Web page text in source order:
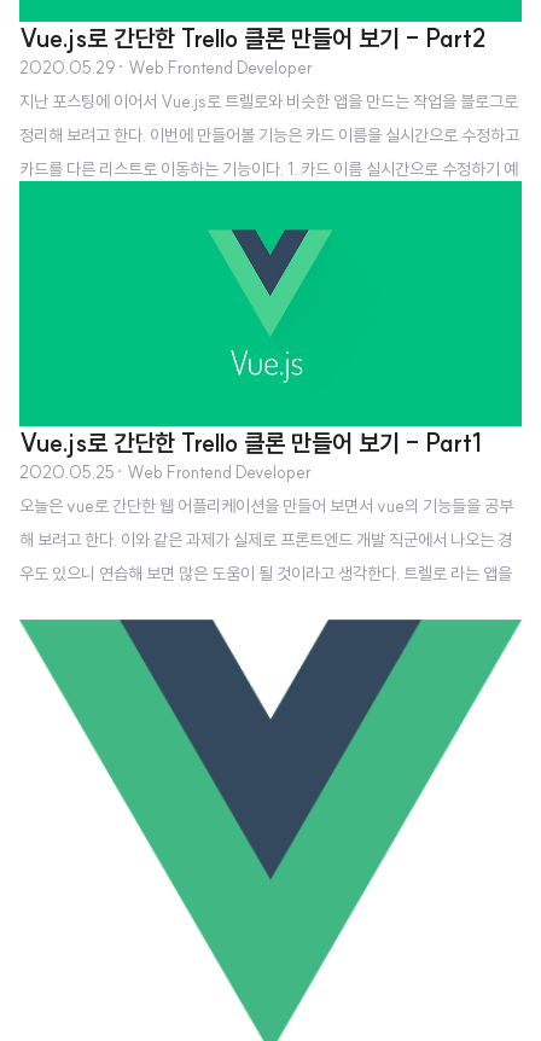
Vue.js로 간단한 Trello 클론 만들어 보기 - Part2
2020.05.29 · Web Frontend Developer
지난 포스팅에 이어서 Vue.js로 트렐로와 비슷한 앱을 만드는 작업을 블로그로
정리해 보려고 한다. 이번에 만들어볼 기능은 카드 이름을 실시간으로 수정하고
카드를 다른 리스트로 이동하는 기능이다. 1. 카드 이름 실시간으로 수정하기 예
하고 싶을 때, 바로 이름을 수정하고 그 수정된 이름이 저장이 되게 하고 싶다.
이 때 사용하는 지시자는 v-model이다. v-model은 form의 input 요소와 컴
포넌트의 output을 변화시키고 싶을 때 사용한다. 예를 들어 라고 하면 이 inpu
t에 입력하는 값이 컴포넌트의 message 데이터에 자동으로 저장되고 실시간
으로 바뀔 때 마다 그 변화가 반영된다. 아래 소스코드 line ..
Vue.js로 간단한 Trello 클론 만들어 보기 - Part1
2020.05.25 · Web Frontend Developer
오늘은 vue로 간단한 웹 어플리케이션을 만들어 보면서 vue의 기능들을 공부
해 보려고 한다. 이와 같은 과제가 실제로 프론트엔드 개발 직군에서 나오는 경
우도 있으니 연습해 보면 많은 도움이 될 것이라고 생각한다. 트렐로 라는 앱을
flexible. Incredibly easy to use. Great mobile apps. It's free. Trello ke
eps track of everything, from the big picture to the minute details. tre
llo.com 트렐로는 프로젝트의 순서를 관리해 주는 앱으로 보드와 리스트 등으
로 할 일들을 구분하여 사용하기 쉽..